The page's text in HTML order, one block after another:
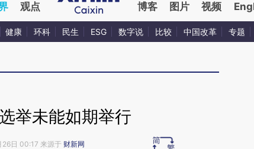
观点 博客 图片 视频
健康 环科 民生 ESG 数字说 比较 中国改革 专题
举未能如期举行
日 00:17 来源于 财新网